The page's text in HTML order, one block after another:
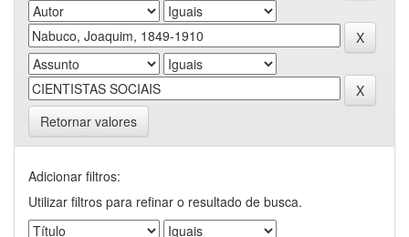
Retornar valores
Adicionar filtros:
Utilizar filtros para refinar o resultado de busca.